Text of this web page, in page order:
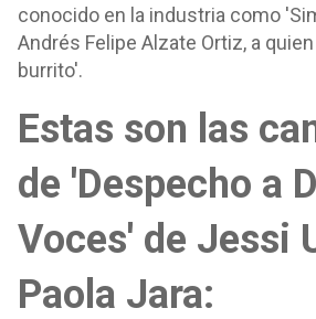
conocido en la industria como
Andrés Felipe Alzate Ortiz, a
burrito'.
Estas son las
de 'Despecho a
Voces' de Jessi
Paola Jara: